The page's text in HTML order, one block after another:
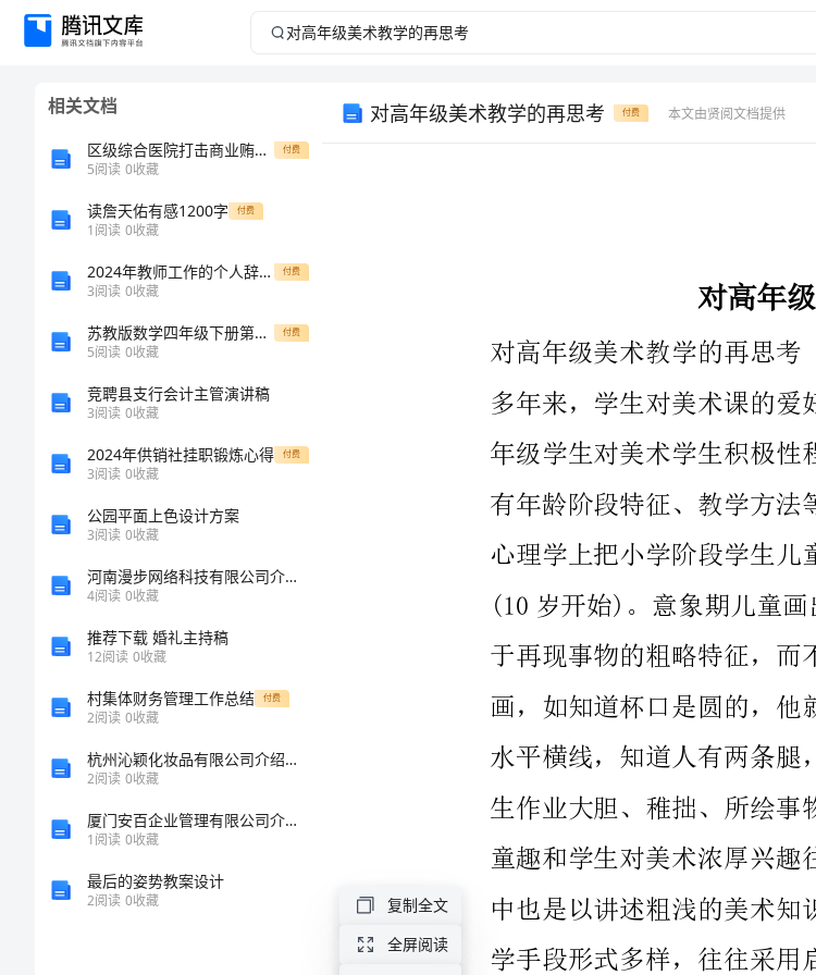
对
相关文档
区级综合医院打击商业贿赂专项行动工作汇报 付费
5阅读 0收藏
读詹天佑有感1200字 付费
1阅读 0收藏
2024年教师工作的个人辞职报告 付费
3阅读 0收藏
苏教版数学四年级下册第五六单元测试卷 付费
5阅读 0收藏
竞聘县支行会计主管演讲稿
3阅读 0收藏
2024年供销社挂职锻炼心得 付费
3阅读 0收藏
公园平面上色设计方案
3阅读 0收藏
河南漫步网络科技有限公司介绍企业发展分析报告
4阅读 0收藏
推荐下载 婚礼主持稿
12阅读 0收藏
村集体财务管理工作总结 付费
2阅读 0收藏
杭州沁颖化妆品有限公司介绍企业发展分析报告
2阅读 0收藏
厦门安百企业管理有限公司介绍企业发展分析报告
1阅读 0收藏
最后的姿势教案设计
2阅读 0收藏
对高年级美术教学的再思考 付费 本文由贤阅文档提供
有年龄阶段特征、教学方法等各方面问题。
复制全文
全屏阅读